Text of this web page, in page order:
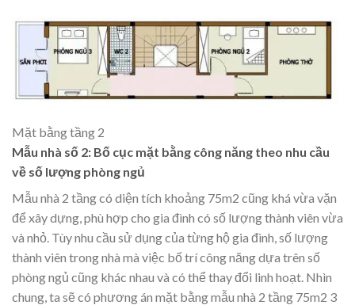
Mặt bằng tầng 2
Mẫu nhà số 2: Bố cục mặt bằng công năng theo nhu cầu
về số lượng phòng ngủ
Mẫu nhà 2 tầng có diện tích khoảng 75m2 cũng khá vừa vặn
để xây dựng, phù hợp cho gia đình có số lượng thành viên vừa
và nhỏ. Tùy nhu cầu sử dụng của từng hộ gia đình, số lượng
thành viên trong nhà mà việc bố trí công năng dựa trên số
phòng ngủ cũng khác nhau và có thể thay đổi linh hoạt. Nhìn
chung, ta sẽ có phương án mặt bằng mẫu nhà 2 tầng 75m2 3